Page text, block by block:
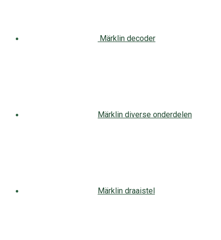
Märklin decoder
Märklin diverse onderdelen
Märklin draaistel